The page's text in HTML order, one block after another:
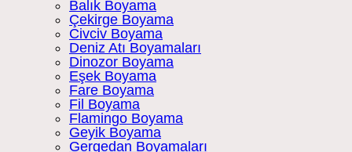
Balık Boyama
Çekirge Boyama
Civciv Boyama
Deniz Atı Boyamaları
Dinozor Boyama
Eşek Boyama
Fare Boyama
Fil Boyama
Flamingo Boyama
Geyik Boyama
Gergedan Boyamaları